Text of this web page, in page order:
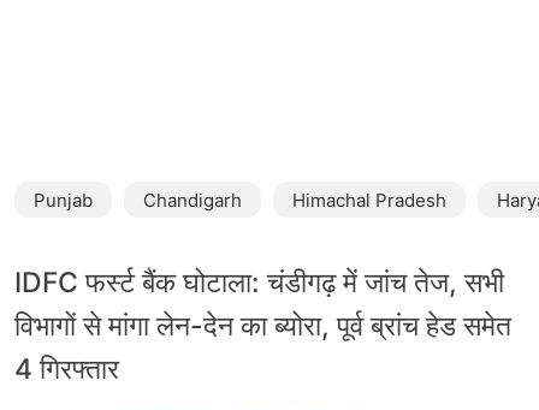
Punjab Chandigarh Himachal Pradesh
IDFC फर्स्ट बैंक घोटाला: चंडीगढ़ में जांच तेज, सभी
विभागों से मांगा लेन-देन का ब्योरा, पूर्व ब्रांच हेड समेत
4 गिरफ्तार